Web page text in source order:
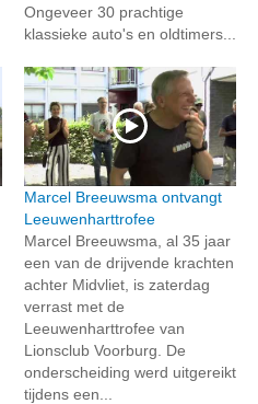
Ongeveer 30 prachtige
klassieke auto's en oldtimers...
Marcel Breeuwsma ontvangt
Leeuwenharttrofee
Marcel Breeuwsma, al 35 jaar
een van de drijvende krachten
achter Midvliet, is zaterdag
verrast met de
Leeuwenharttrofee van
Lionsclub Voorburg. De
onderscheiding werd uitgereikt
tijdens een...